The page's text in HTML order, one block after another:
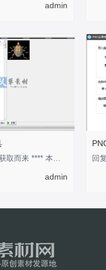
admin
本工具由网络获取而来 **** 本内容被作者隐藏 ****
admin